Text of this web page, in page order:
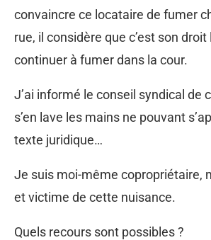
convaincre ce locataire de fumer
rue, il considère que c’est son
continuer à fumer dans la cour.
J’ai informé le conseil syndical de
s’en lave les mains ne pouvant
texte juridique…
Je suis moi-même copropriétaire,
et victime de cette nuisance.
Quels recours sont possibles ?